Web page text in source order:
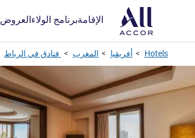
الإقامةبرنامج الولاءالعروض
Hotels أفريقيا المغرب فنادق في الرباط